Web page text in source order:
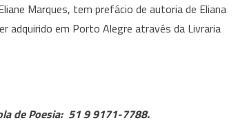
Marques, tem prefácio de autoria de Eliana
adquirido em Porto Alegre através da Livraria
de Poesia: 51 9 9171-7788.